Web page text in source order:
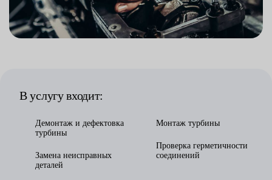
В услугу входит:
Демонтаж и дефектовка
турбины
Замена неисправных
деталей
Монтаж турбины
Проверка герметичности
соединений